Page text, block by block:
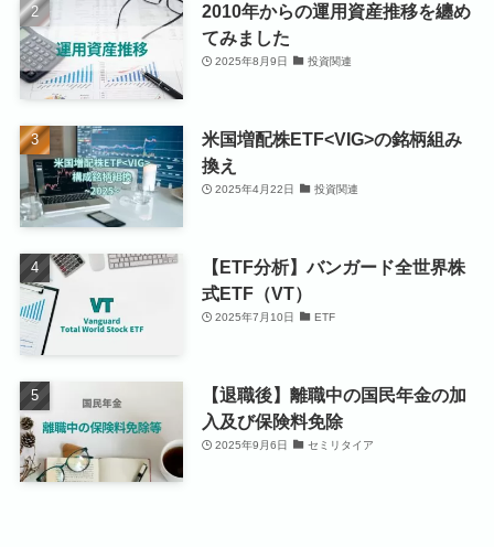
2010年からの運用資産推移を纏め
てみました
2025年8月9日 投資関連
米国増配株ETF<VIG>の銘柄組み
換え
2025年4月22日 投資関連
【ETF分析】バンガード全世界株
式ETF（VT）
2025年7月10日 ETF
【退職後】離職中の国民年金の加
入及び保険料免除
2025年9月6日 セミリタイア